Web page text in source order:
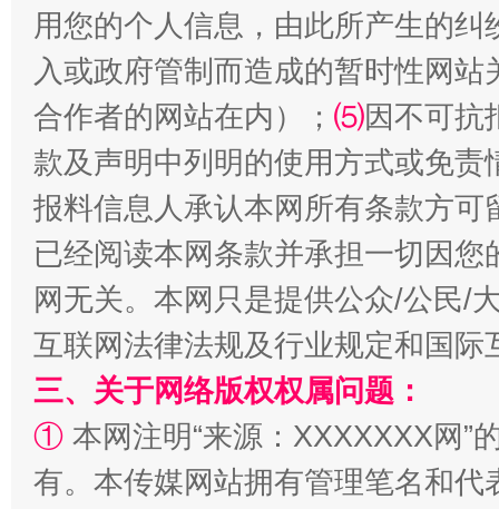
解纷+调解+退费，一次搞定
用您的个人信息，由此所产生的纠
入或政府管制而造成的暂时性网
合作者的网站在内）； ⑸因不可抗
款及声明中列明的使用方式或免责
报料信息人承认本网所有条款方
已经阅读本网条款并承担一切因
网无关。本网只是提供公众/公民/
互联网法律法规及行业规定和国
三、关于网络版权权属问题：
① 本网注明“来源：XXXXXXX网”
有。本传媒网站拥有管理笔名和